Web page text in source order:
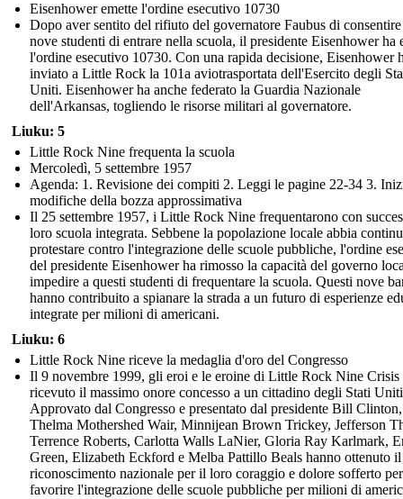
Eisenhower emette l'ordine esecutivo 10730
Dopo aver sentito del rifiuto del governatore Faubus di
nove studenti di entrare nella scuola, il presidente Eisenhower ha
l'ordine esecutivo 10730. Con una rapida decisione, Eisenhower
inviato a Little Rock la 101a aviotrasportata dell'Esercito degli
Uniti. Eisenhower ha anche federato la Guardia Nazionale
dell'Arkansas, togliendo le risorse militari al governatore.
Liuku: 5
Little Rock Nine frequenta la scuola
Mercoledì, 5 settembre 1957
Agenda: 1. Revisione dei compiti 2. Leggi le pagine 22-34 3.
modifiche della bozza approssimativa
Il 25 settembre 1957, i Little Rock Nine frequentarono con
loro scuola integrata. Sebbene la popolazione locale abbia
protestare contro l'integrazione delle scuole pubbliche, l'ordine
del presidente Eisenhower ha rimosso la capacità del governo
impedire a questi studenti di frequentare la scuola. Questi nove
hanno contribuito a spianare la strada a un futuro di esperienze
integrate per milioni di americani.
Liuku: 6
Little Rock Nine riceve la medaglia d'oro del Congresso
Il 9 novembre 1999, gli eroi e le eroine di Little Rock Nine Crisis
ricevuto il massimo onore concesso a un cittadino degli Stati
Approvato dal Congresso e presentato dal presidente Bill Clinton,
Thelma Mothershed Wair, Minnijean Brown Trickey, Jefferson
Terrence Roberts, Carlotta Walls LaNier, Gloria Ray Karlmark,
Green, Elizabeth Eckford e Melba Pattillo Beals hanno ottenuto il
riconoscimento nazionale per il loro coraggio e dolore sofferto per
favorire l'integrazione delle scuole pubbliche per milioni di